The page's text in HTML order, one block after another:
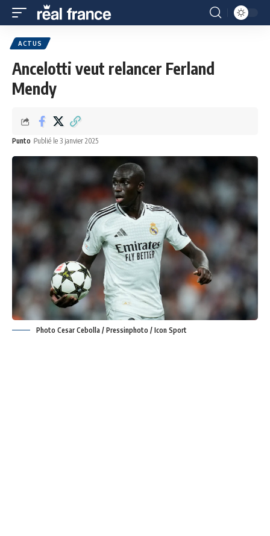
ACTUS
Ancelotti veut relancer Ferland
Mendy
Punto Publié le 3 janvier 2025
Photo Cesar Cebolla / Pressinphoto / Icon Sport